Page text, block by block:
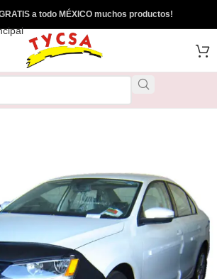
a todo MÉXICO muchos productos!